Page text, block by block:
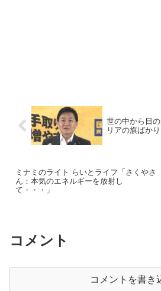
世の中から日
リアの旗ばか
ミナミのライト らいとライフ「さくやさ
ん：本気のエネルギーを放射し
て・・・」
コメント
コメントを書き